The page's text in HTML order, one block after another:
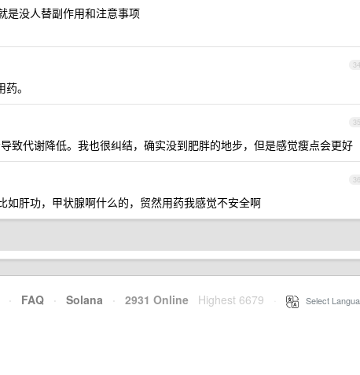
是没人替副作用和注意事项
34
。
35
致代谢降低。我也很纠结，确实没到肥胖的地步，但是感觉瘦点会更好
36
如肝功，甲状腺啊什么的，贸然用药我感觉不安全啊
· FAQ · Solana · 2931 Online Highest 6679 Select